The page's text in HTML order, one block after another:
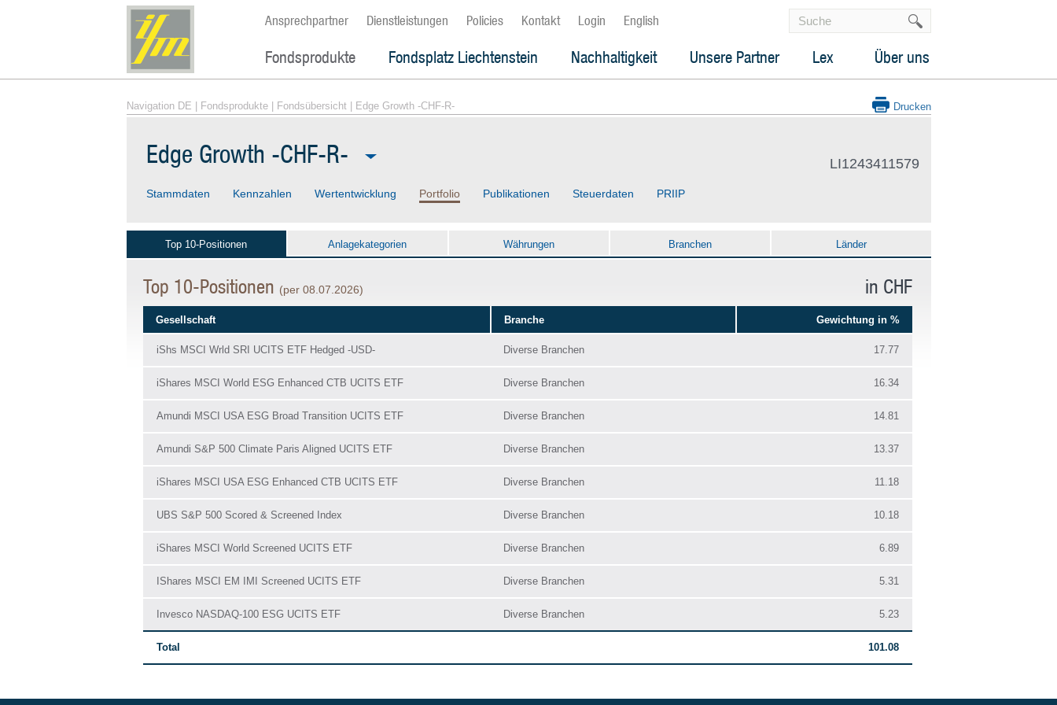
Ansprechpartner Dienstleistungen Policies Kontakt Login English
Fondsprodukte Fondsplatz Liechtenstein Nachhaltigkeit Unsere Partner Lex Über uns
Navigation DE Fondsprodukte| Fondsübersicht| Edge Growth -CHF-R- Drucken
Edge Growth -CHF-R- LI1243411579
Stammdaten Kennzahlen Wertentwicklung Portfolio Publikationen Steuerdaten PRIIP
Top 10-Positionen Anlagekategorien Währungen Branchen Länder
in CHF
Top 10-Positionen (per 08.07.2026)
Gesellschaft Branche Gewichtung in %
iShs MSCI Wrld SRI UCITS ETF Hedged -USD- Diverse Branchen 17.77
iShares MSCI World ESG Enhanced CTB UCITS ETF Diverse Branchen 16.34
Amundi MSCI USA ESG Broad Transition UCITS ETF Diverse Branchen 14.81
Amundi S&P 500 Climate Paris Aligned UCITS ETF Diverse Branchen 13.37
iShares MSCI USA ESG Enhanced CTB UCITS ETF Diverse Branchen 11.18
UBS S&P 500 Scored & Screened Index Diverse Branchen 10.18
iShares MSCI World Screened UCITS ETF Diverse Branchen 6.89
IShares MSCI EM IMI Screened UCITS ETF Diverse Branchen 5.31
Invesco NASDAQ-100 ESG UCITS ETF Diverse Branchen 5.23
Total 101.08